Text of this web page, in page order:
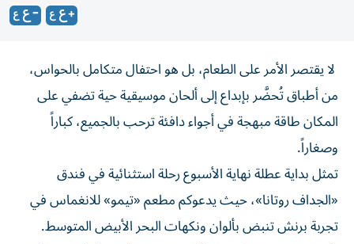
لا يقتصر الأمر على الطعام، بل هو احتفال متكامل بالحواس،
من أطباق تُحضَّر بإبداع إلى ألحان موسيقية حية تضفي على
المكان طاقة مبهجة في أجواء دافئة ترحب بالجميع، كباراً
وصغاراً.
تمثل بداية عطلة نهاية الأسبوع رحلة استثنائية في فندق
«الجداف روتانا»، حيث يدعوكم مطعم «تيمو» للانغماس في
تجربة برنش تنبض بألوان ونكهات البحر الأبيض المتوسط.